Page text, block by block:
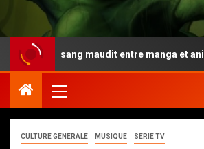
du sang maudit entre manga et anime
CULTURE GENERALE MUSIQUE SERIE TV